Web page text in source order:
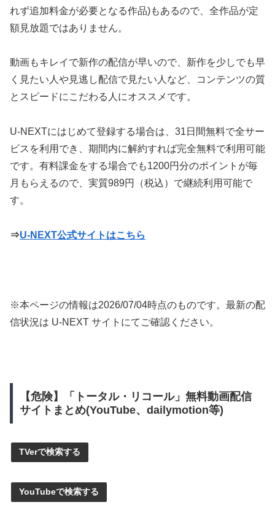
れず追加料金が必要となる作品)もあるので、全作品が定
額見放題ではありません。
動画もキレイで新作の配信が早いので、新作を少しでも早
く見たい人や見逃し配信で見たい人など、コンテンツの質
とスピードにこだわる人にオススメです。
U-NEXTにはじめて登録する場合は、31日間無料で全サー
ビスを利用でき、期間内に解約すれば完全無料で利用可能
です。有料課金をする場合でも1200円分のポイントが毎
月もらえるので、実質989円（税込）で継続利用可能で
す。
⇒U-NEXT公式サイトはこちら
※本ページの情報は2026/07/04時点のものです。最新の配
信状況は U-NEXT サイトにてご確認ください。
【危険】「トータル・リコール」無料動画配信
サイトまとめ(YouTube、dailymotion等)
TVerで検索する
YouTubeで検索する